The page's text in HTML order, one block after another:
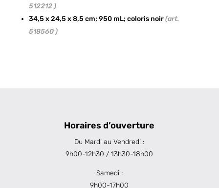
512212 )
34,5 x 24,5 x 8,5 cm; 950 mL; coloris noir(art.
518560 )
Horaires d’ouverture
Du Mardi au Vendredi :
9h00-12h30 / 13h30-18h00
Samedi :
9h00-17h00